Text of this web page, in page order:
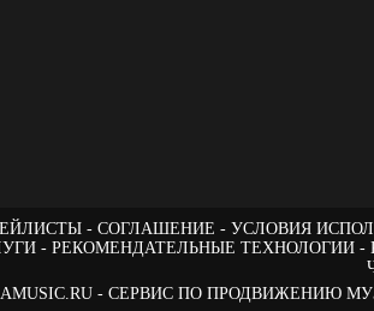
СОГЛАШЕНИЕ
УСЛОВИЯ
РЕКОМЕНДАТЕЛЬНЫЕ ТЕХНОЛОГИИ
- СЕРВИС ПО ПРОДВИЖЕНИЮ